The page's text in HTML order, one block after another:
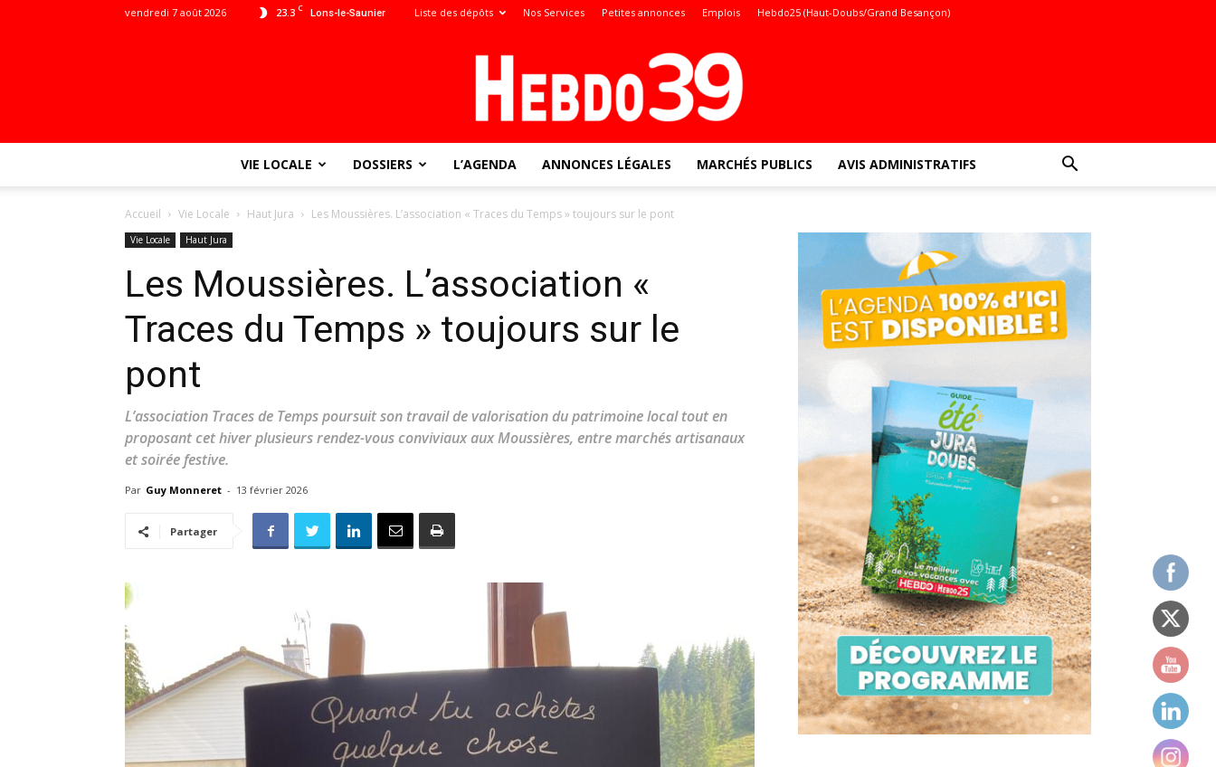
23.3 C Lons-le-Saunier
vendredi 7 août 2026 Liste des dépôts Nos Services Petites annonces Emplois Hebdo25 (Haut-Doubs/Grand Besançon)
toute
locale
VIE LOCALE DOSSIERS L’AGENDA ANNONCES LÉGALES MARCHÉS PUBLICS AVIS ADMINISTRATIFS
Accueil Vie Locale Haut Jura Les Moussières. L’association « Traces du Temps » toujours sur le pont
Vie Locale Haut Jura
Les Moussières. L’association «
Traces du Temps » toujours sur le
pont
L’association Traces de Temps poursuit son travail de valorisation du patrimoine local tout en
proposant cet hiver plusieurs rendez-vous conviviaux aux Moussières, entre marchés artisanaux
et soirée festive.
Par Guy Monneret - 13 février 2026
Partager